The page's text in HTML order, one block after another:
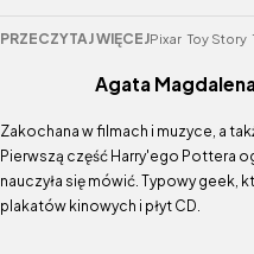
PRZECZYTAJ WIĘCEJPixar Toy Story
Agata
Zakochana w filmach i muzyce, a
Pierwszą część Harry'ego Pottera
nauczyła się mówić. Typowy geek,
plakatów kinowych i płyt CD.